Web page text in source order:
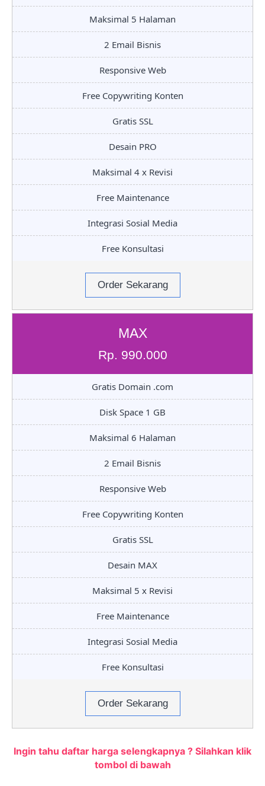
Maksimal 5 Halaman
2 Email Bisnis
Responsive Web
Free Copywriting Konten
Gratis SSL
Desain PRO
Maksimal 4 x Revisi
Free Maintenance
Integrasi Sosial Media
Free Konsultasi
Order Sekarang
MAX
Rp. 990.000
Gratis Domain .com
Disk Space 1 GB
Maksimal 6 Halaman
2 Email Bisnis
Responsive Web
Free Copywriting Konten
Gratis SSL
Desain MAX
Maksimal 5 x Revisi
Free Maintenance
Integrasi Sosial Media
Free Konsultasi
Order Sekarang
Ingin tahu daftar harga selengkapnya ? Silahkan klik
tombol di bawah